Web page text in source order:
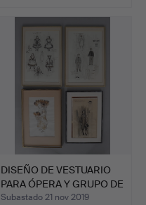
DISEÑO DE VESTUARIO
PARA ÓPERA Y GRUPO DE
…
Subastado 21 nov 2019